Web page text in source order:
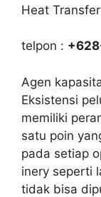
Heat
telpon :
Agen
Eksistensi
memiliki
satu poin
pada setiap
inery seperti
tidak bisa